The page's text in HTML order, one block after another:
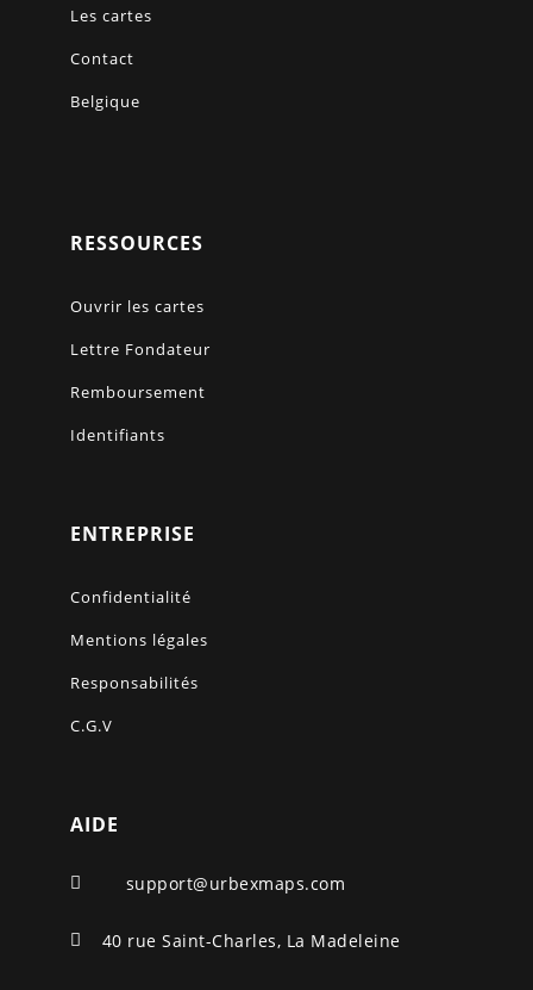
Les cartes
Contact
Belgique
RESSOURCES
Ouvrir les cartes
Lettre Fondateur
Remboursement
Identifiants
ENTREPRISE
Confidentialité
Mentions légales
Responsabilités
C.G.V
AIDE
 support@urbexmaps.com
 40 rue Saint-Charles, La Madeleine